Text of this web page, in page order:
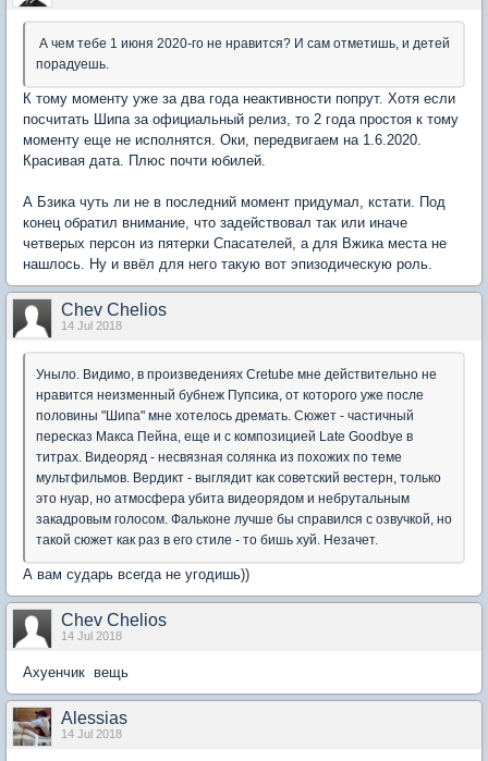
А чем тебе 1 июня 2020-го не нравится? И сам отметишь, и детей
порадуешь.
К тому моменту уже за два года неактивности попрут. Хотя если
посчитать Шипа за официальный релиз, то 2 года простоя к тому
моменту еще не исполнятся. Оки, передвигаем на 1.6.2020.
Красивая дата. Плюс почти юбилей.
А Бзика чуть ли не в последний момент придумал, кстати. Под
конец обратил внимание, что задействовал так или иначе
четверых персон из пятерки Спасателей, а для Вжика места не
нашлось. Ну и ввёл для него такую вот эпизодическую роль.
Chev Chelios
14 Jul 2018
Уныло. Видимо, в произведениях Cretube мне действительно не
нравится неизменный бубнеж Пупсика, от которого уже после
половины "Шипа" мне хотелось дремать. Сюжет - частичный
пересказ Макса Пейна, еще и с композицией Late Goodbye в
титрах. Видеоряд - несвязная солянка из похожих по теме
мультфильмов. Вердикт - выглядит как советский вестерн, только
это нуар, но атмосфера убита видеорядом и небрутальным
закадровым голосом. Фальконе лучше бы справился с озвучкой, но
такой сюжет как раз в его стиле - то бишь хуй. Незачет.
А вам сударь всегда не угодишь))
Chev Chelios
14 Jul 2018
Ахуенчик вещь
Alessias
14 Jul 2018